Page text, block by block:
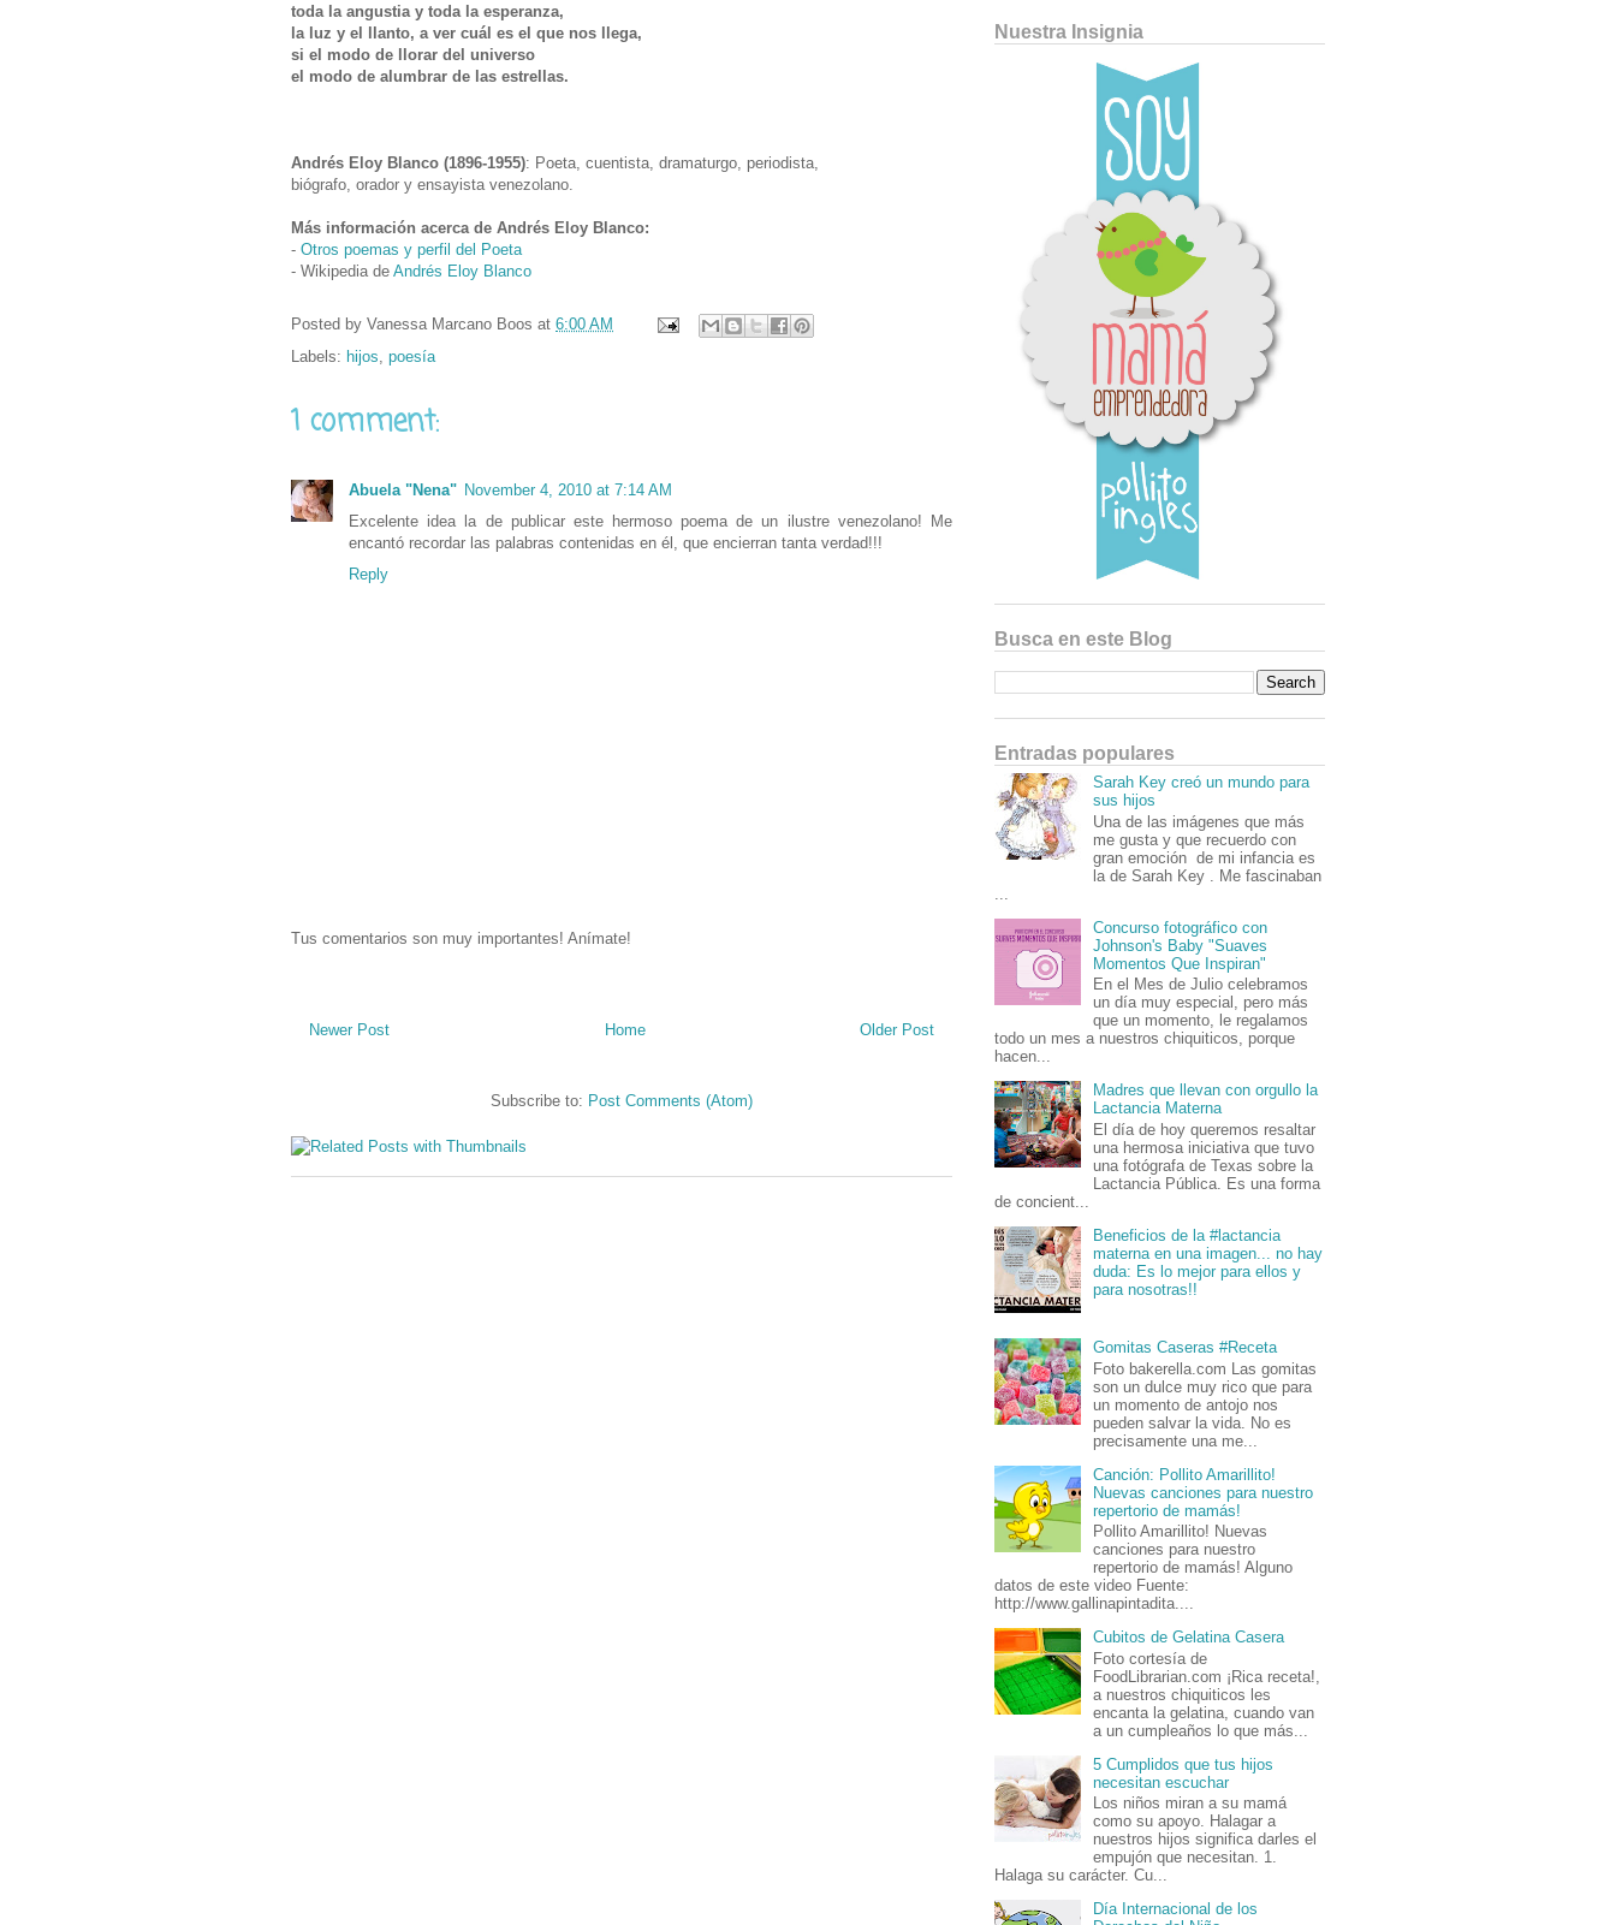
toda la angustia y toda la esperanza,
la luz y el llanto, a ver cuál es el que nos llega,
si el modo de llorar del universo
el modo de alumbrar de las estrellas.
Andrés Eloy Blanco (1896-1955): Poeta, cuentista, dramaturgo, periodista,
biógrafo, orador y ensayista venezolano.
Más información acerca de Andrés Eloy Blanco:
- Otros poemas y perfil del Poeta
- Wikipedia de Andrés Eloy Blanco
Posted by Vanessa Marcano Boos at 6:00 AM
Labels: hijos poesía
1 comment:
Abuela "Nena" November 4, 2010 at 7:14 AM
Excelente idea la de publicar este hermoso poema de un ilustre venezolano! Me
encantó recordar las palabras contenidas en él, que encierran tanta verdad!!!
Reply
Tus comentarios son muy importantes! Anímate!
Newer Post Older Post
Home
Subscribe to: Post Comments (Atom)
Nuestra Insignia
Busca en este Blog
Entradas populares
Sarah Key creó un mundo para
sus hijos
Una de las imágenes que más
me gusta y que recuerdo con
gran emoción de mi infancia es
la de Sarah Key . Me fascinaban
Concurso fotográfico con
Johnson's Baby "Suaves
Momentos Que Inspiran"
En el Mes de Julio celebramos
un día muy especial, pero más
que un momento, le regalamos
todo un mes a nuestros chiquiticos, porque
hacen...
Madres que llevan con orgullo la
Lactancia Materna
El día de hoy queremos resaltar
una hermosa iniciativa que tuvo
una fotógrafa de Texas sobre la
Lactancia Pública. Es una forma
de concient...
Beneficios de la #lactancia
materna en una imagen... no hay
duda: Es lo mejor para ellos y
para nosotras!!
Gomitas Caseras #Receta
Foto bakerella.com Las gomitas
son un dulce muy rico que para
un momento de antojo nos
pueden salvar la vida. No es
precisamente una me...
Canción: Pollito Amarillito!
Nuevas canciones para nuestro
repertorio de mamás!
Pollito Amarillito! Nuevas
canciones para nuestro
repertorio de mamás! Alguno
datos de este video Fuente:
http://www.gallinapintadita....
Cubitos de Gelatina Casera
Foto cortesía de
FoodLibrarian.com ¡Rica receta!,
a nuestros chiquiticos les
encanta la gelatina, cuando van
a un cumpleaños lo que más...
5 Cumplidos que tus hijos
necesitan escuchar
Los niños miran a su mamá
como su apoyo. Halagar a
nuestros hijos significa darles el
empujón que necesitan. 1.
Halaga su carácter. Cu...
Día Internacional de los